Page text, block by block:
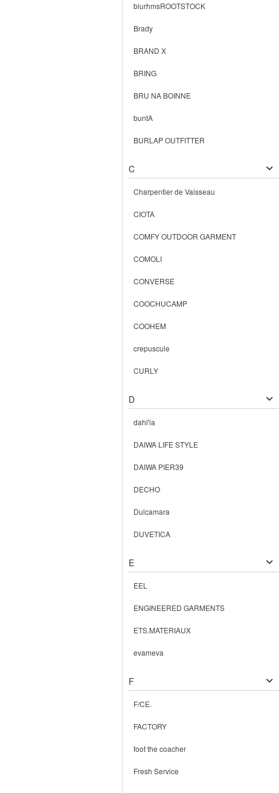
blurhmsROOTSTOCK
Brady
BRAND X
BRING
BRU NA BOINNE
buntA
BURLAP OUTFITTER
C
Charpentier de Vaisseau
CIOTA
COMFY OUTDOOR GARMENT
COMOLI
CONVERSE
COOCHUCAMP
COOHEM
crepuscule
CURLY
D
dahl'ia
DAIWA LIFE STYLE
DAIWA PIER39
DECHO
Dulcamara
DUVETICA
E
EEL
ENGINEERED GARMENTS
ETS.MATERIAUX
evameva
F
F/CE.
FACTORY
foot the coacher
Fresh Service